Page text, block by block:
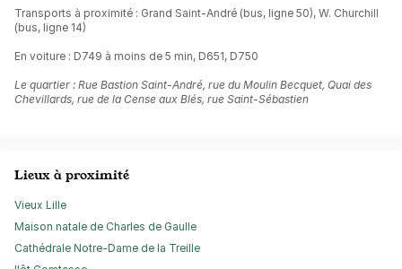
Transports à proximité : Grand Saint-André (bus, ligne 50), W. Churchill
(bus, ligne 14)
En voiture : D749 à moins de 5 min, D651, D750
Le quartier : Rue Bastion Saint-André, rue du Moulin Becquet, Quai des
Chevillards, rue de la Cense aux Blés, rue Saint-Sébastien
Lieux à proximité
Vieux Lille
Maison natale de Charles de Gaulle
Cathédrale Notre-Dame de la Treille